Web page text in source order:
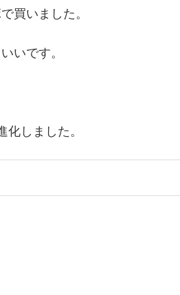
買いました。
いです。
しました。